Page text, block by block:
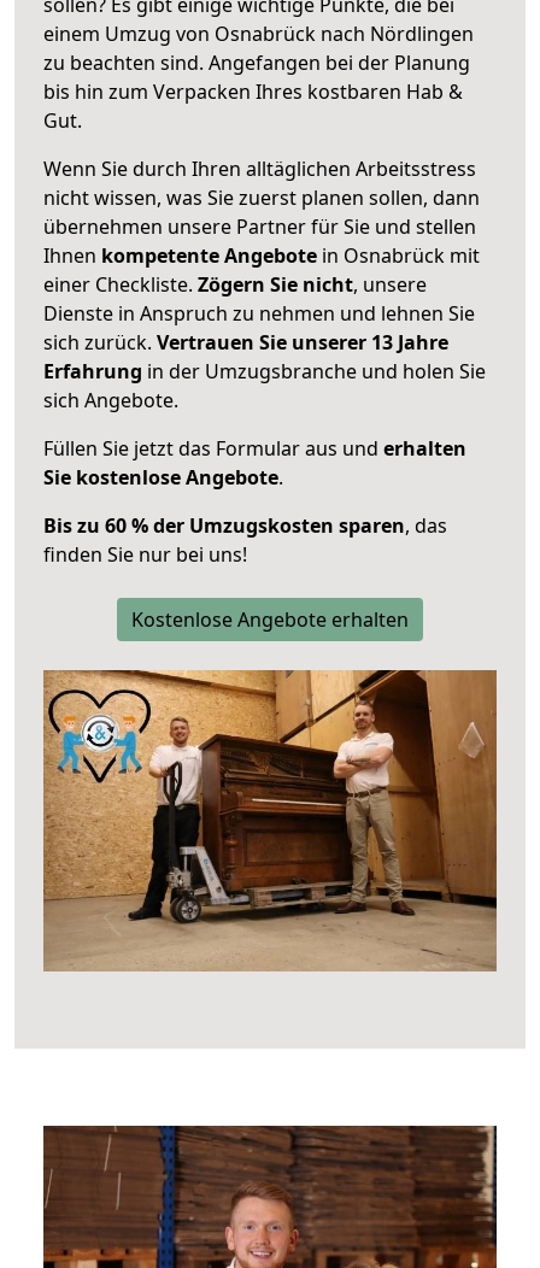
einem Umzug von Osnabrück nach Nördlingen
zu beachten sind. Angefangen bei der Planung
bis hin zum Verpacken Ihres kostbaren Hab &
Gut.
Wenn Sie durch Ihren alltäglichen Arbeitsstress
nicht wissen, was Sie zuerst planen sollen, dann
übernehmen unsere Partner für Sie und stellen
Ihnen kompetente Angebote in Osnabrück mit
einer Checkliste. Zögern Sie nicht, unsere
Dienste in Anspruch zu nehmen und lehnen Sie
sich zurück. Vertrauen Sie unserer 13 Jahre
Erfahrung in der Umzugsbranche und holen Sie
sich Angebote.
Füllen Sie jetzt das Formular aus und erhalten
Sie kostenlose Angebote.
Bis zu 60 % der Umzugskosten sparen, das
finden Sie nur bei uns!
Kostenlose Angebote erhalten